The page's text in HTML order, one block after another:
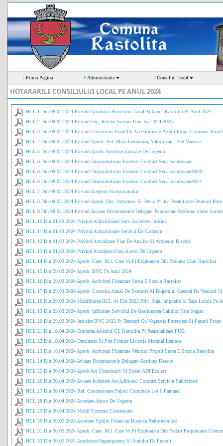
Prima Pagina Administratia Consiliul Local
HOTARARILE CONSILIULUI LOCAL PE ANUL 2024
HCL 1 Din 08.02.2024 Privind Aprobarea Bugetului Local Al Com. Rastolita Pe Anul 2024
HCL 2 Din 08.02.2024 Privind Org. Retelei Scolare Unit Inv 2024-2025
HCL 3 Din 08.02.2024 Privind Constituire Fond De Accesibilizare Paduri Propr. Comunei
HCL 4 Din 08.02.2024 Privind Aprob. Vol. Masa Lemnoasa, Valoriifcare, Pret Vanzare
HCL 5 Din 08.02.2024 Privind Aprob. Acordare Ajutoare De Urgenta
HCL 6 Din 08.02.2024 Privind Disponibilizare Fonduri Contract Serv. Salubrizare
HCL 6 Din 08.02.2024 Privind Disponibilizare Fonduri Contract Serv. Salubrizare0020
HCL 6 Din 08.02.2024 Privind Disponibilizare Fonduri Contract Serv. Salubrizare0021
HCL 7 Din 08.02.2024 Privind Alegerea Viceprimarului
HCL 8 Din 08.02.2024 Privind Aprob. Doc. Indicatori Si Deviz Pt Inv. Reabilitare Drumuri
HCL 9 Din 08.02.2024 Privind Avizare Documentatie Delegare Tempoarara Gestiune Statie
HCL 10 Din 01.03.2024 Privind Achizitionare Serv. Asistenta Juridica
HCL 11 Din 01.03.2024 Privind Achizitionare Servicii De Cadastru
HCL 12 Din 01.03.2024 Privind Actualizare Plan De Analiza Si Acoperire Riscuri
HCL 13 Din 01.03.2024 Privind Acordarea Unui Ajutor De Urgenta
HCL 14 Din 29.03.2024 Aprob. Cant. M.l. Care Va Fi Exploatata Din Pasunea Com Rastolita
HCL 15 Din 29.03.2024 Aprob. BVC Pe Anul 2024
HCL 16 Din 29.03.2024 Aprob. Activitati Finantare Sursa E Scoala Rastolita
HCL 17 Din 29.03.2024 Aprob. Contului Anual De Executie Al Bugetului General De Venituri
HCL 18 Din 29.03.2024 Modificarea HCL 41 Din 2023 Priv. Stab. Impozite Si Taxe Locale Pe
HCL 19 Din 29.03.2024 Aprob. Infiintare Serviciul De Gestionarea Cainilor Fara Stapan
HCL 20 Din 29.03.2024 Insusire BVC 2023 Pt Terenuri Cu Vegetatie Forestiera Si Pasuni
HCL 21 Din 10.04.2024 Emiterea Avizului CL Rastolita Pt Reactualizare PUG
HCL 22 Din 10.04.2024 Destinatie Si Pret Pornire Licitatie Material Lemnos
HCL 23 Din 10.04.2024 Aprob. Activitati Finantate Venituri Proprii Sursa E Scoala Rastolita
HCL 24 Din 30.04.2024 Avizare Documentatie Delegare Gestiune Deseuri
HCL 25 Din 30.04.2024 Aprob Act Constitutiv Si Statut ADI Ecolect
HCL 26 Din 30.04.2024 Avizare Incheiere Act Aditional Contract Serviciu Salubrizare
HCL 27 Din 30.04.2024 Ref. Concesionare Pajisti Comunale Lot 6 Fantanel
HCL 28 Din 30.04.2024 Acordare Ajutor De Urgenta
HCL 29 Din 30.04.2024 Modif Contract Concesiune
HCL 30 Din 30.05.2024 Acordare Sprijin Financiar Biserica Reformata Iod
HCL 31 Din 30.05.2024 Aprob. Cant. M.l. Care Va Fi Exploatata Din Paduri Proprietatea
HCL 32 Din 30.05.2024 Aprobarea Organigramei Si Statului De Functii